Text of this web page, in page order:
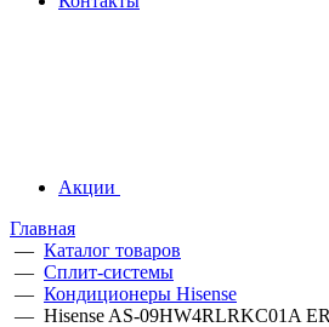
Акции
Главная
— Каталог товаров
— Сплит-системы
— Кондиционеры Hisense
— Hisense AS-09HW4RLRKC01A